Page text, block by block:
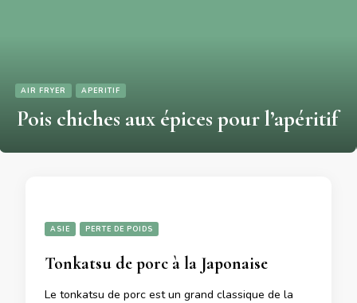
AIR FRYER APERITIF
Pois chiches aux épices pour l’apéritif
ASIE PERTE DE POIDS
Tonkatsu de porc à la Japonaise
Le tonkatsu de porc est un grand classique de la